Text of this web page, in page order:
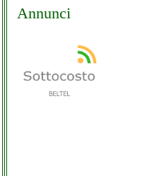
Annunci